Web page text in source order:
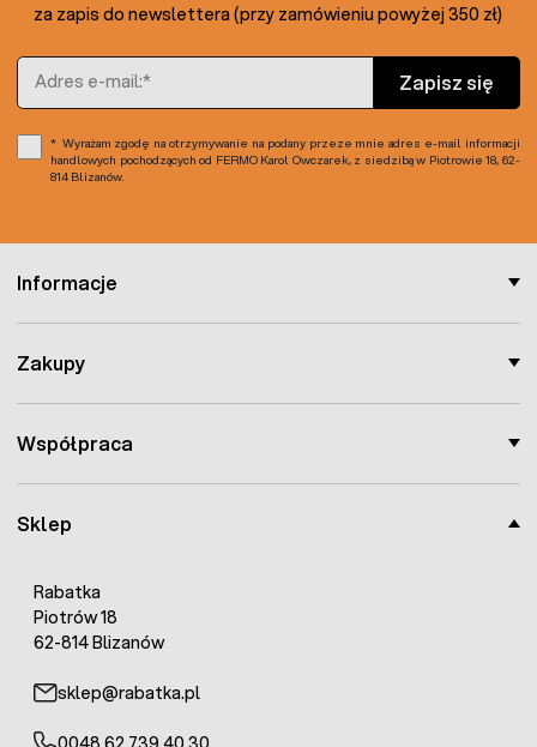
uniwersalnym. Słupki kompatybilne są ze słupkami
słupek nie wymaga malowania, utrzymuje kolor i
szczelność powłoki przez dziesiątki lat.
Sklep
Rabatka
Piotrów 18
62-814 Blizanów
sklep@rabatka.pl
Informacje
Zakupy
Współpraca
za zapis do newslettera (przy zamówieniu powyżej 350 zł)
Adres e-mail
Zapisz się
Wyrażam zgodę na otrzymywanie na podany przeze mnie adres e-mail informacji
handlowych pochodzących od FERMO Karol Owczarek, z siedzibą w Piotrowie 18, 62-
814 Blizanów.